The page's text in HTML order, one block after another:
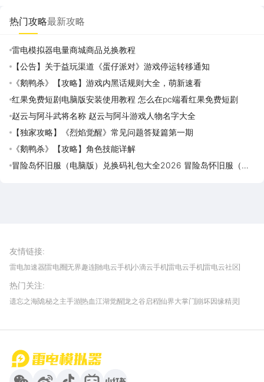
热门攻略最新攻略
雷电模拟器电量商城商品兑换教程
【公告】关于益玩渠道《蛋仔派对》游戏停运转移通知
《鹅鸭杀》【攻略】游戏内黑话规则大全，萌新速看
红果免费短剧电脑版安装使用教程 怎么在pc端看红果免费短剧
赵云与阿斗武将名称 赵云与阿斗游戏人物名字大全
【独家攻略】《烈焰觉醒》常见问题答疑篇第一期
《鹅鸭杀》【攻略】角色技能详解
冒险岛怀旧服（电脑版）兑换码礼包大全2026 冒险岛怀旧服（电
友情链接:
雷电加速器雷电圈无界趣连驰电云手机小滴云手机雷电云手机雷电云社区
我爱vr网华军软件园
热门关注:
遗忘之海诡秘之主手游热血江湖觉醒龙之谷启程仙界大掌门 崩坏因缘精灵
首页
微信
微博 抖音 哔哩哔哩